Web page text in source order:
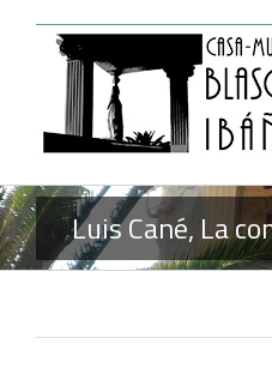
contenido
Luis Cané, La